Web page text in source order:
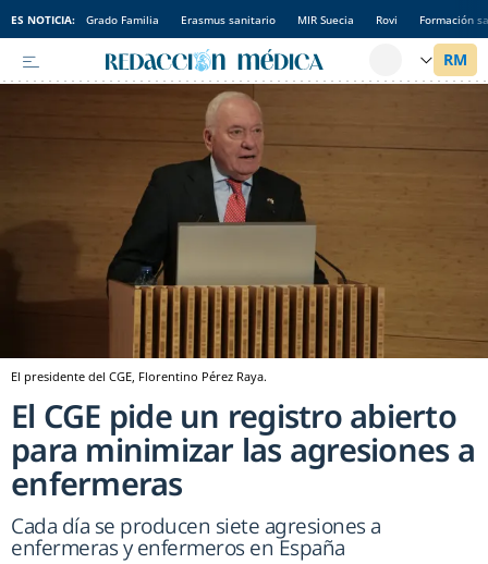
ES NOTICIA: Grado Familia Erasmus sanitario MIR Suecia Rovi Formación
El presidente del CGE, Florentino Pérez Raya.
El CGE pide un registro abierto
para minimizar las agresiones a
enfermeras
Cada día se producen siete agresiones a
enfermeras y enfermeros en España